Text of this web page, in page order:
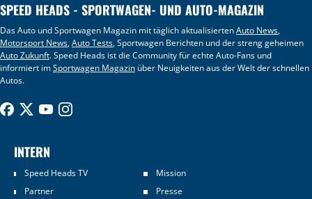
SPEED HEADS - SPORTWAGEN- UND AUTO-MAGAZIN
Das Auto und Sportwagen Magazin mit täglich aktualisiertenAuto News,
Motorsport News,Auto Tests, Sportwagen Berichten und der streng geheimen
Auto Zukunft. Speed Heads ist die Community für echte Auto-Fans und
informiert imSportwagen Magazin über Neuigkeiten aus der Welt der schnellen
Autos.
INTERN
Speed Heads TV
Mission
Partner
Presse